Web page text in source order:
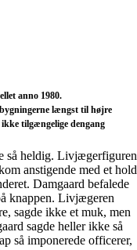
anno 1980.
længst til højre
ikke tilgængelige dengang
så heldig. Livjægerfiguren
anstigende med et hold
Damgaard befalede
knappen. Livjægeren
sagde ikke et muk, men
sagde heller ikke så
så imponerede officerer,